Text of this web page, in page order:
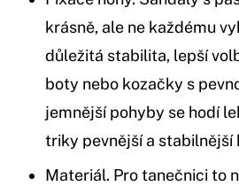
krásně, ale ne každému
důležitá stabilita, lepší
boty nebo kozačky s
jemnější pohyby se hodí
triky pevnější a stabilnější
Materiál. Pro tanečnici to